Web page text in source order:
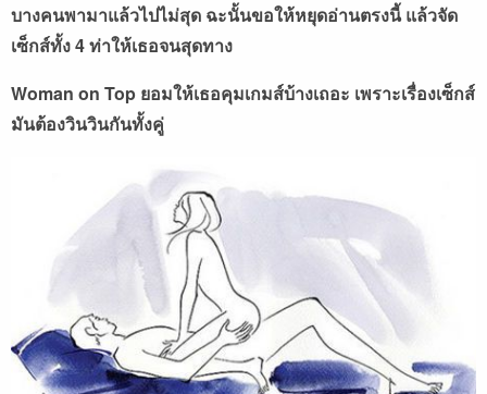
บางคนพามาแล้วไปไม่สุด ฉะนั้นขอให้หยุดอ่านตรงนี้ แล้วจัด
เซ็กส์ทั้ง 4 ท่าให้เธอจนสุดทาง
Woman on Top ยอมให้เธอคุมเกมส์บ้างเถอะ เพราะเรื่องเซ็กส์
มันต้องวินวินกันทั้งคู่